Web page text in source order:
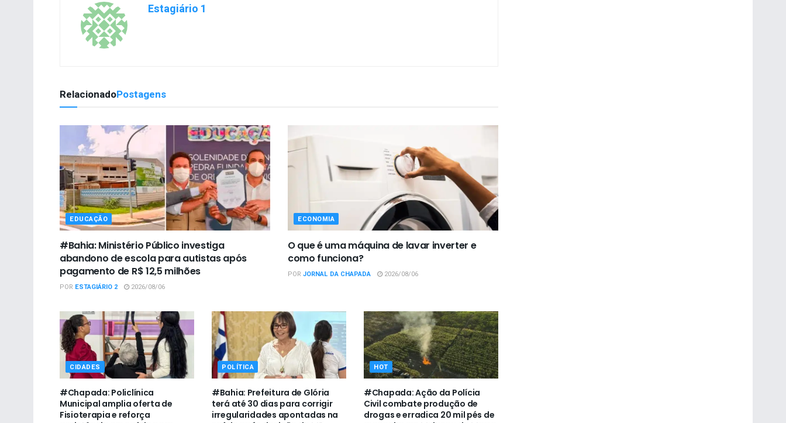
Estagiário 1
RelacionadoPostagens
EDUCAÇÃO
#Bahia: Ministério Público investiga
abandono de escola para autistas após
pagamento de R$ 12,5 milhões
POR ESTAGIÁRIO 2 2026/08/06
ECONOMIA
O que é uma máquina de lavar inverter e
como funciona?
POR JORNAL DA CHAPADA 2026/08/06
CIDADES
#Chapada: Policlínica
Municipal amplia oferta de
Fisioterapia e reforça
POLÍTICA
#Bahia: Prefeitura de Glória
terá até 30 dias para corrigir
irregularidades apontadas na
HOT
#Chapada: Ação da Polícia
Civil combate produção de
drogas e erradica 20 mil pés de